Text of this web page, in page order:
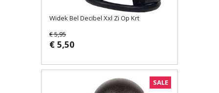
Widek Bel Decibel Xxl Zi Op Krt
€ 5,95
€ 5,50
SALE